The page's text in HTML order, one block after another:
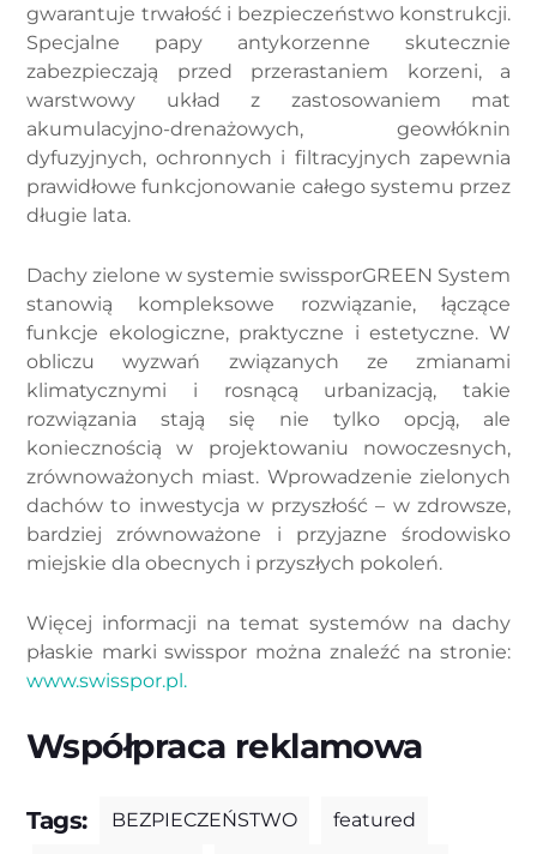
gwarantuje trwałość i bezpieczeństwo konstrukcji.
Specjalne papy antykorzenne skutecznie
zabezpieczają przed przerastaniem korzeni, a
warstwowy układ z zastosowaniem mat
akumulacyjno-drenażowych, geowłóknin
dyfuzyjnych, ochronnych i filtracyjnych zapewnia
prawidłowe funkcjonowanie całego systemu przez
długie lata.
Dachy zielone w systemie swissporGREEN System
stanowią kompleksowe rozwiązanie, łączące
funkcje ekologiczne, praktyczne i estetyczne. W
obliczu wyzwań związanych ze zmianami
klimatycznymi i rosnącą urbanizacją, takie
rozwiązania stają się nie tylko opcją, ale
koniecznością w projektowaniu nowoczesnych,
zrównoważonych miast. Wprowadzenie zielonych
dachów to inwestycja w przyszłość – w zdrowsze,
bardziej zrównoważone i przyjazne środowisko
miejskie dla obecnych i przyszłych pokoleń.
Więcej informacji na temat systemów na dachy
płaskie marki swisspor można znaleźć na stronie:
www.swisspor.pl.
Współpraca reklamowa
Tags: BEZPIECZEŃSTWO featured